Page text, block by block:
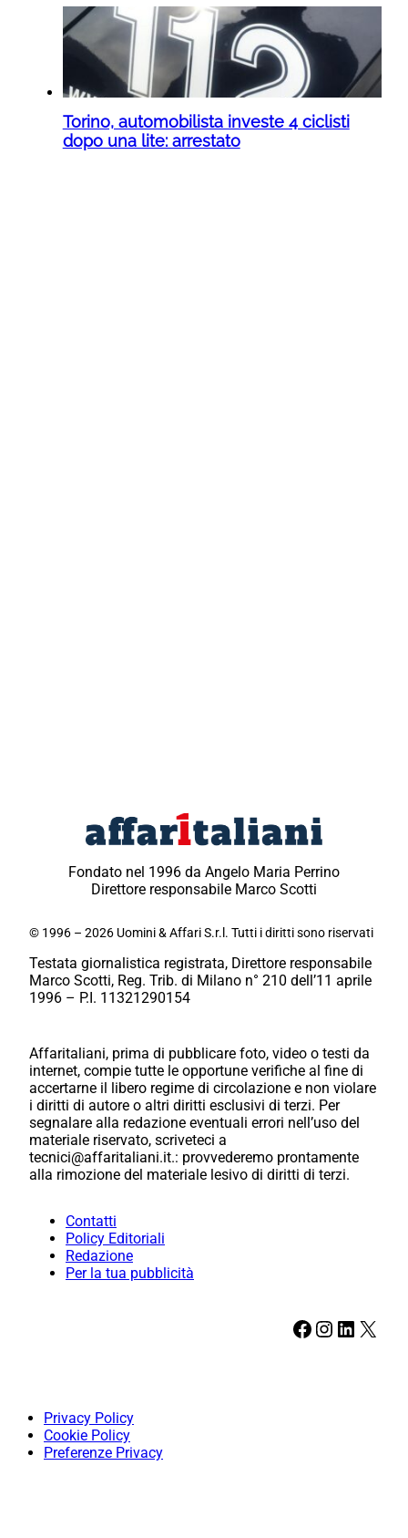
Torino, automobilista investe 4 ciclisti
dopo una lite: arrestato
Fondato nel 1996 da Angelo Maria Perrino
Direttore responsabile Marco Scotti
© 1996 – 2026 Uomini & Affari S.r.l. Tutti i diritti sono riservati
Testata giornalistica registrata, Direttore responsabile
Marco Scotti, Reg. Trib. di Milano n° 210 dell’11 aprile
1996 – P.I. 11321290154
Affaritaliani, prima di pubblicare foto, video o testi da
internet, compie tutte le opportune verifiche al fine di
accertarne il libero regime di circolazione e non violare
i diritti di autore o altri diritti esclusivi di terzi. Per
segnalare alla redazione eventuali errori nell’uso del
materiale riservato, scriveteci a
tecnici@affaritaliani.it.: provvederemo prontamente
alla rimozione del materiale lesivo di diritti di terzi.
Contatti
Policy Editoriali
Redazione
Per la tua pubblicità
Facebook Instagram LinkedIn X
Privacy Policy
Cookie Policy
Preferenze Privacy